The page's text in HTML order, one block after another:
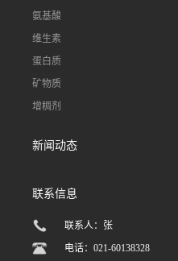
氨基酸
维生素
蛋白质
矿物质
增稠剂
新闻动态
联系信息
联系人：张
电话：021-60138328